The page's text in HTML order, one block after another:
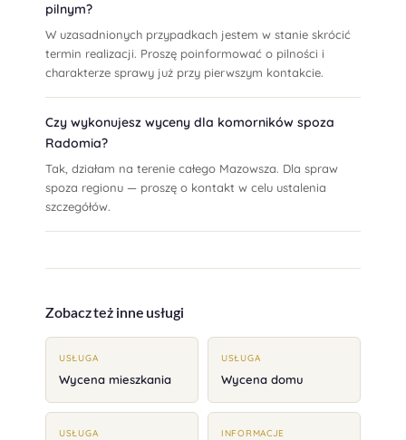
pilnym?
W uzasadnionych przypadkach jestem w stanie skrócić
termin realizacji. Proszę poinformować o pilności i
charakterze sprawy już przy pierwszym kontakcie.
Czy wykonujesz wyceny dla komorników spoza
Radomia?
Tak, działam na terenie całego Mazowsza. Dla spraw
spoza regionu — proszę o kontakt w celu ustalenia
szczegółów.
Zobacz też inne usługi
USŁUGA
Wycena mieszkania
USŁUGA
Wycena domu
USŁUGA INFORMACJE